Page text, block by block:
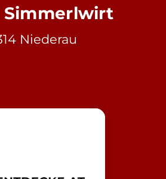
Simmerlwirt
Niederau